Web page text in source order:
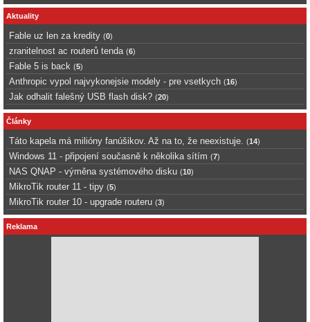
Aktuality
Fable uz len za kredity (0)
zranitelnost ac routerů tenda (6)
Fable 5 is back (5)
Anthropic vypol najvykonejsie modely - pre vsetkych (16)
Jak odhalit falešný USB flash disk? (20)
Články
Táto kapela má milióny fanúšikov. Až na to, že neexistuje. (14)
Windows 11 - připojení současně k několika sítím (7)
NAS QNAP - výměna systémového disku (10)
MikroTik router 11 - tipy (5)
MikroTik router 10 - upgrade routeru (3)
Reklama